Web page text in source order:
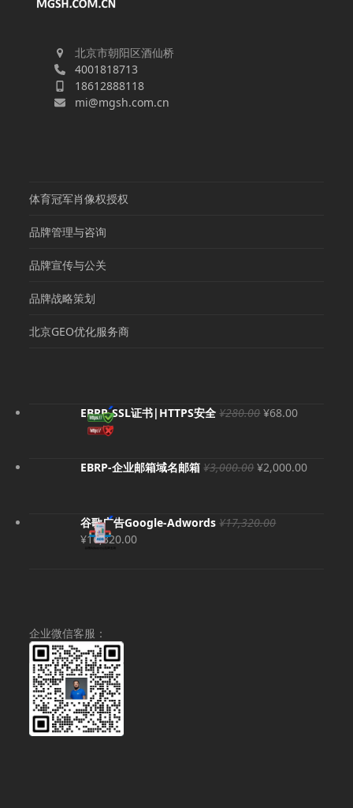
北京市朝阳区酒仙桥
4001818713
18612888118
mi@mgsh.com.cn
体育冠军肖像权授权
品牌管理与咨询
品牌宣传与公关
品牌战略策划
北京GEO优化服务商
EBRP-SSL证书|HTTPS安全 ¥280.00 原
¥280.00。
¥68.00当
格
EBRP-企业邮箱域名邮箱 ¥3,000.00 原
¥3,000.00。
¥2,000.00当
谷歌广告Google-Adwords ¥17,320.00
原
¥16,320.00当
企业微信客服：